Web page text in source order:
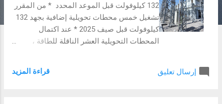
132 كيلوفولت قبل الموعد المحدد * من المقرر
تشغيل خمس محطات تحويلية إضافية بجهد 132
كيلوفولت قبل صيف 2025 * عند اكتمال
المحطات التحويلية العشر الناقلة للطاقة ،
من تحسين النقل لحوالي 300 ألف منزل أو
إرسال تعليق قراءة المزيد